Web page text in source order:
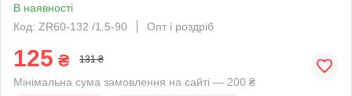
В наявності
Код: ZR60-132 /1.5-90
Опт і роздріб
125 ₴ 131 ₴
Мінімальна сума замовлення на сайті — 200 ₴